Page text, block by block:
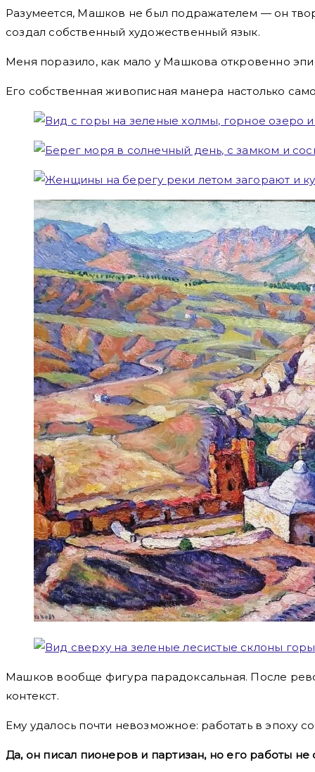
Разумеется, Машков не был подражателем — он
создал собственный художественный язык.
Меня поразило, как мало у Машкова откровенно
Его собственная живописная манера настолько
Машков вообще фигура парадоксальная. После
контекст.
Ему удалось почти невозможное: работать в эпоху
Да, он писал пионеров и партизан, но его работы не